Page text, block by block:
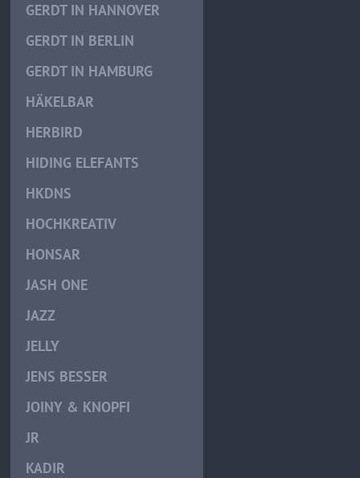
GERDT IN HANNOVER
GERDT IN BERLIN
GERDT IN HAMBURG
HÄKELBAR
HERBIRD
HIDING ELEFANTS
HKDNS
HOCHKREATIV
HONSAR
JASH ONE
JAZZ
JELLY
JENS BESSER
JOINY & KNOPFI
JR
KADIR